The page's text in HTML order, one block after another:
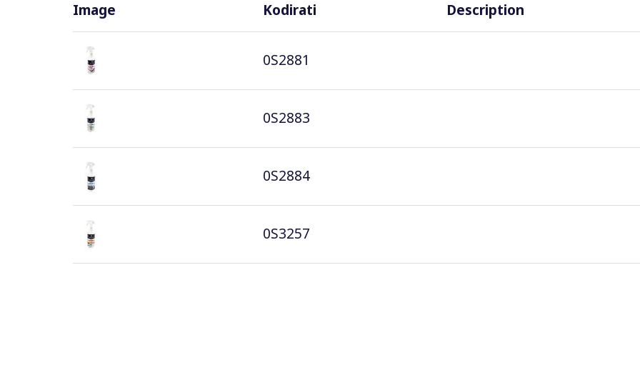
Image Kodirati Description
0S2881
0S2883
0S2884
0S3257